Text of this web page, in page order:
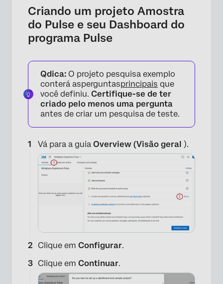
Criando um projeto Amostra
do Pulse e seu Dashboard do
programa Pulse
Qdica: O projeto pesquisa exemplo
conterá asperguntasprincipais que
você definiu. Certifique-se de ter
criado pelo menos uma pergunta
antes de criar um pesquisa de teste.
Vá para a guia Overview (Visão geral ).
Clique em Configurar.
Clique em Continuar.